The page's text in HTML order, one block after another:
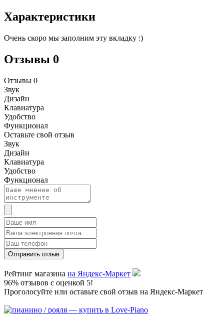
Характеристики
Очень скоро мы заполним эту вкладку :)
Отзывы 0
Отзывы 0
Звук
Дизайн
Клавиатура
Удобство
Функционал
Оставьте свой отзыв
Звук
Дизайн
Клавиатура
Удобство
Функционал
Рейтинг магазина на Яндекс-Маркет
96% отзывов с оценкой 5!
Проголосуйте или оставьте свой отзыв на Яндекс-Маркет